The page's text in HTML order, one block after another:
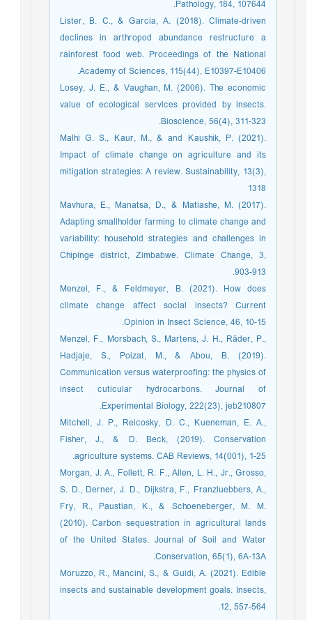
Pathology, 184, 107644.‏
Lister, B. C., & Garcia, A. (2018). Climate-driven
declines in arthropod abundance restructure a
rainforest food web. Proceedings of the National
Academy of Sciences, 115(44), E10397-E10406.‏
Losey, J. E., & Vaughan, M. (2006). The economic
value of ecological services provided by insects.
Bioscience, 56(4), 311-323.
Malhi G. S., Kaur, M., & and Kaushik, P. (2021).
Impact of climate change on agriculture and its
mitigation strategies: A review. Sustainability, 13(3),
1318
Mavhura, E., Manatsa, D., & Matiashe, M. (2017).
Adapting smallholder farming to climate change and
variability: household strategies and challenges in
Chipinge district, Zimbabwe. Climate Change, 3,
903-913.
Menzel, F., & Feldmeyer, B. (2021). How does
climate change affect social insects? Current
Opinion in Insect Science, 46, 10-15.‏
Menzel, F., Morsbach, S., Martens, J. H., Räder, P.,
Hadjaje, S., Poizat, M., & Abou, B. (2019).
Communication versus waterproofing: the physics of
insect cuticular hydrocarbons. Journal of
Experimental Biology, 222(23), jeb210807.‏
Mitchell, J. P., Reicosky, D. C., Kueneman, E. A.,
Fisher, J., & D. Beck, (2019). Conservation
agriculture systems. CAB Reviews, 14(001), 1-25.
Morgan, J. A., Follett, R. F., Allen, L. H., Jr., Grosso,
S. D., Derner, J. D., Dijkstra, F., Franzluebbers, A.,
Fry, R., Paustian, K., & Schoeneberger, M. M.
(2010). Carbon sequestration in agricultural lands
of the United States. Journal of Soil and Water
Conservation, 65(1), 6A-13A.
Moruzzo, R., Mancini, S., & Guidi, A. (2021). Edible
insects and sustainable development goals. Insects,
12, 557-564.